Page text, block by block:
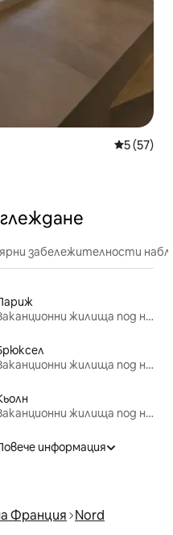
Средна
5 (57)
забележителности
Ваканционни жилища под наем
Ваканционни жилища под наем
Ваканционни жилища под наем
информация
Франция Nord